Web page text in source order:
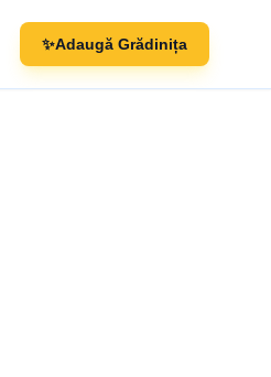
✨Adaugă Grădinița